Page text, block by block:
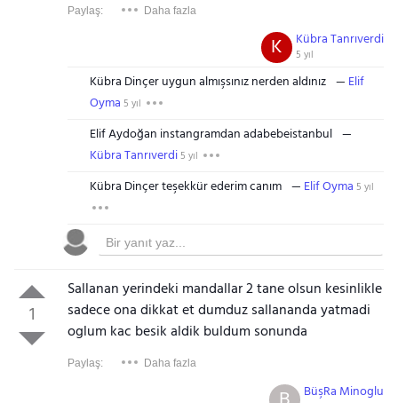
Paylaş: Daha fazla
Kübra Tanrıverdi
5 yıl
K
Kübra Dinçer uygun almışsınız nerden aldınız
Elif
Oyma 5 yıl
Elif Aydoğan instangramdan adabebeistanbul
Kübra Tanrıverdi5 yıl
Kübra Dinçer teşekkür ederim canım Elif Oyma 5 yıl
1
Sallanan yerindeki mandallar 2 tane olsun kesinlikle
sadece ona dikkat et dumduz sallananda yatmadi
oglum kac besik aldik buldum sonunda
Paylaş: Daha fazla
BüşRa Minoglu